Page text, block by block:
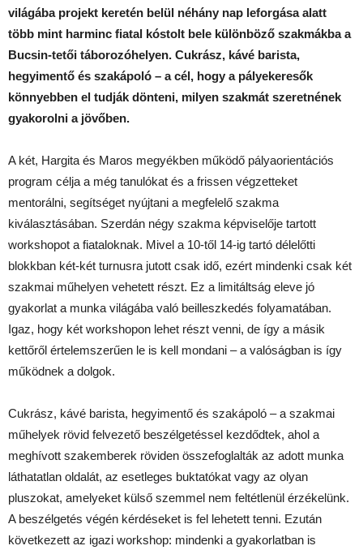
világába projekt keretén belül néhány nap leforgása alatt
több mint harminc fiatal kóstolt bele különböző szakmákba a
Bucsin-tetői táborozóhelyen. Cukrász, kávé barista,
hegyimentő és szakápoló – a cél, hogy a pályekeresők
könnyebben el tudják dönteni, milyen szakmát szeretnének
gyakorolni a jövőben.
A két, Hargita és Maros megyékben működő pályaorientációs
program célja a még tanulókat és a frissen végzetteket
mentorálni, segítséget nyújtani a megfelelő szakma
kiválasztásában. Szerdán négy szakma képviselője tartott
workshopot a fiataloknak. Mivel a 10-től 14-ig tartó délelőtti
blokkban két-két turnusra jutott csak idő, ezért mindenki csak két
szakmai műhelyen vehetett részt. Ez a limitáltság eleve jó
gyakorlat a munka világába való beilleszkedés folyamatában.
Igaz, hogy két workshopon lehet részt venni, de így a másik
kettőről értelemszerűen le is kell mondani – a valóságban is így
működnek a dolgok.
Cukrász, kávé barista, hegyimentő és szakápoló – a szakmai
műhelyek rövid felvezető beszélgetéssel kezdődtek, ahol a
meghívott szakemberek röviden összefoglalták az adott munka
láthatatlan oldalát, az esetleges buktatókat vagy az olyan
pluszokat, amelyeket külső szemmel nem feltétlenül érzékelünk.
A beszélgetés végén kérdéseket is fel lehetett tenni. Ezután
következett az igazi workshop: mindenki a gyakorlatban is